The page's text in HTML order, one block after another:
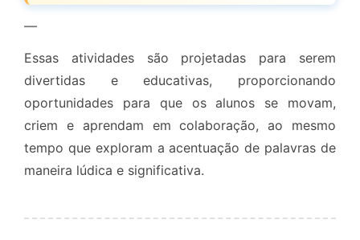
—
Essas atividades são projetadas para serem
divertidas e educativas, proporcionando
oportunidades para que os alunos se movam,
criem e aprendam em colaboração, ao mesmo
tempo que exploram a acentuação de palavras de
maneira lúdica e significativa.